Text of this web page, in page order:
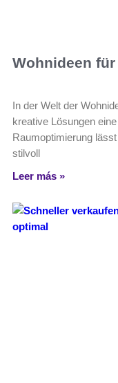
Wohnideen
In der Welt der
kreative Lösungen
Raumoptimierung
stilvoll
Leer más »